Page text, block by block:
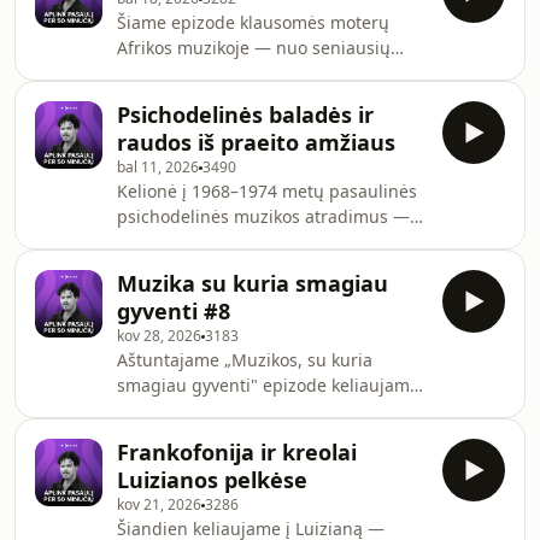
Bisso afrodisco eksperimentų
Niujorke. Funkas, disco, psichodelija
— visa tai iš vieno žemyno. Ved.
Domantas Pūras
Šiame epizode klausomės moterų
Afrikos muzikoje — nuo seniausių
Afrikos kosų muzikantę Madosini iki
marokietiškos grupės „Bab L’Bluz“ ir
jos lyderės Yousra Mansour. Ved.
Domantas Pūras
Psichodelinės baladės ir
raudos iš praeito amžiaus
bal 11, 20263490
Kelionė į 1968–1974 metų pasaulinės
psichodelinės muzikos atradimus —
parašyti giesmę diktatoriui ir už tai
buvo kankinamas, iki nigeriečių
moksleivių grupės „Ofege“ fuzz
gitarų, tailandiečių „T. Zchiew and The
Johnny“ melodijų ir kolumbietiškų
Andų lopšinių su psichodeliniais
efektais.Laidoje siekiame atskleisti
užmirštą muzikos a
Muzika su kuria smagiau
gyventi #8
kov 28, 20263183
Aštuntajame „Muzikos, su kuria
smagiau gyventi" epizode keliaujame
Bush of Ghosts", kuriame egzorcizmai
ir radijo pamokslai virsta šokių
muzika, iki Andy Votelio kompiliacijos
Frankofonija ir kreolai
Luizianos pelkėse
kov 21, 20263286
Šiandien keliaujame į Luizianą —